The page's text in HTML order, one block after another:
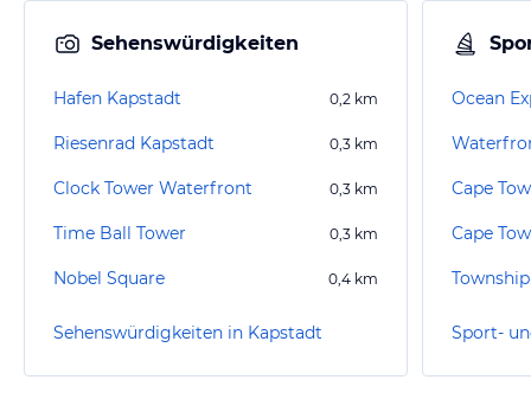
Sehenswürdigkeiten
Hafen Kapstadt 0,2 km
Riesenrad Kapstadt 0,3 km
Clock Tower Waterfront 0,3 km
Time Ball Tower 0,3 km
Nobel Square 0,4 km
Sehenswürdigkeiten in Kapstadt
Cape